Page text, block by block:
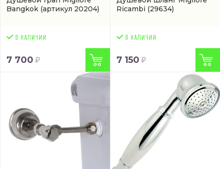
Bangkok (артикул 20204)
7 700
Ricambi (29634)
7 150